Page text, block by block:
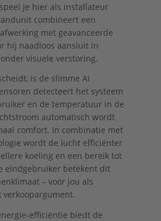
je hier als installateur
combineert een
met geavanceerde
hij naadloos aansluit in
visuele verstoring.
is de slimme AI
detecteert het systeem
en de temperatuur in de
automatisch wordt
comfort. In combinatie met
wordt de lucht efficiënter
koeling en een bereik tot
eindgebruiker betekent dit
– voor jou als
biedt de